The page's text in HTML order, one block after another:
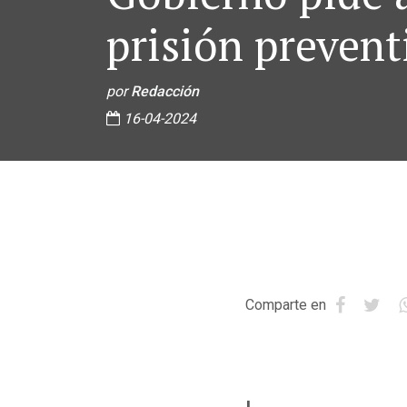
prisión
porRedacción
16-04-2024
Comparte en